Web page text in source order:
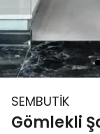
SEMBUTİK
Gömlekli